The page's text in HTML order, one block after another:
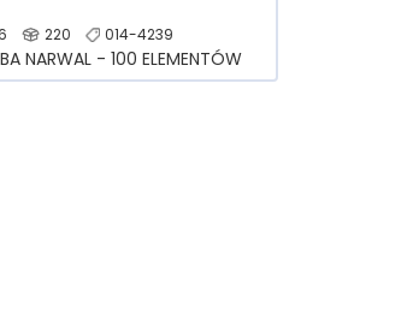
220 014-4239
NARWAL - 100 ELEMENTÓW